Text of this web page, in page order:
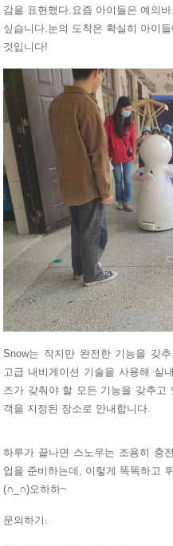
감을 표현했다.요즘 아이들은 예의
싶습니다.눈의 도착은 확실히 아이
것입니다!
Snow는 작지만 완전한 기능을 갖
고급 내비게이션 기술을 사용해 실
즈가 갖춰야 할 모든 기능을 갖추고
객을 지정된 장소로 안내합니다.
하루가 끝나면 스노우는 조용히 충
업을 준비하는데, 이렇게 똑똑하고
(∩_∩)오하하~
문의하기: